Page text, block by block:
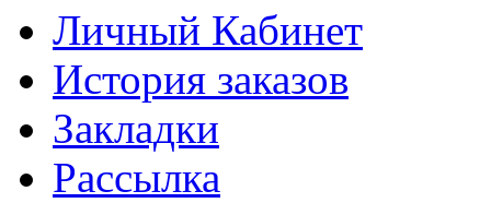
Личный Кабинет
История заказов
Закладки
Рассылка